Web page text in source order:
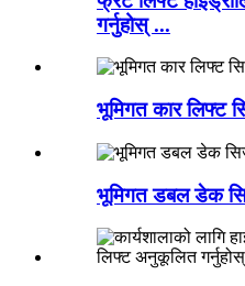
गर्नुहोस् ...
भूमिगत कार लिफ्ट
भूमिगत डबल डेक